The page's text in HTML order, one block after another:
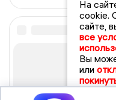
На
cookie.
сайте,
все
Вы
или